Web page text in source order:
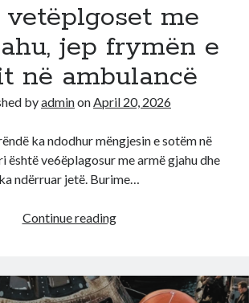
detyrë
të
me
jep frymën e
në ambulancë
byadminonApril 20, 2026
ka ndodhur mëngjesin e sotëm në
është ve6ëplagosur me armë gjahu dhe
ka ndërruar jetë. Burime…
Continue readingDjali
rmë
gjahu,